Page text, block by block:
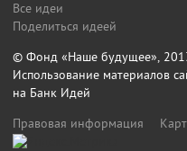
Все идеи
Поделиться идеей
© Фонд «Наше будущее»,
Использование материалов
на Банк Идей
Правовая информация